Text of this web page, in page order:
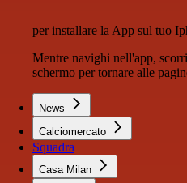
per installare la App sul tuo
Mentre navighi nell'app,
schermo per tornare alle
News
Calciomercato
Squadra
Casa Milan